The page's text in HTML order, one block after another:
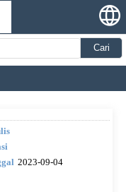
Cari
2023-09-04